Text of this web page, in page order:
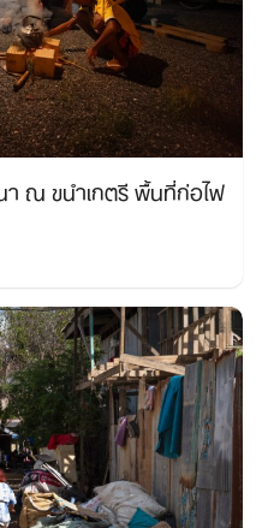
ณ ขนำเกตรี พื้นที่ก่อไฟ